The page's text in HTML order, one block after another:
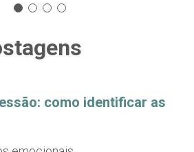
como identificar as